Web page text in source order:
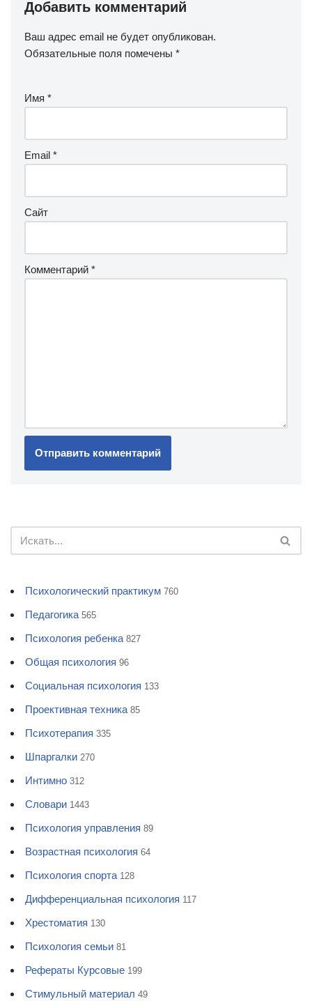
Добавить комментарий
Ваш адрес email не будет опубликован.
Обязательные поля помечены *
Имя *
Email *
Сайт
Комментарий *
Психологический практикум 760
Педагогика 565
Психология ребенка 827
Общая психология 96
Социальная психология 133
Проективная техника 85
Психотерапия 335
Шпаргалки 270
Интимно 312
Словари 1443
Психология управления 89
Возрастная психология 64
Психология спорта 128
Дифференциальная психология 117
Хрестоматия 130
Психология семьи 81
Рефераты Курсовые 199
Стимульный материал 49